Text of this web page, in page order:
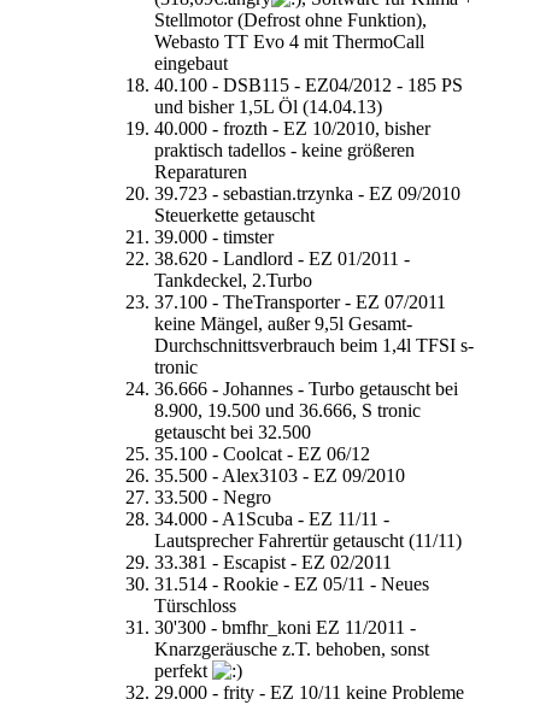
Stellmotor (Defrost ohne Funktion),
Webasto TT Evo 4 mit ThermoCall
eingebaut
40.100 - DSB115 - EZ04/2012 - 185 PS
und bisher 1,5L Öl (14.04.13)
40.000 - frozth - EZ 10/2010, bisher
praktisch tadellos - keine größeren
Reparaturen
39.723 - sebastian.trzynka - EZ 09/2010
Steuerkette getauscht
39.000 - timster
38.620 - Landlord - EZ 01/2011 -
Tankdeckel, 2.Turbo
37.100 - TheTransporter - EZ 07/2011
keine Mängel, außer 9,5l Gesamt-
Durchschnittsverbrauch beim 1,4l TFSI s-
tronic
36.666 - Johannes - Turbo getauscht bei
8.900, 19.500 und 36.666, S tronic
getauscht bei 32.500
35.100 - Coolcat - EZ 06/12
35.500 - Alex3103 - EZ 09/2010
33.500 - Negro
34.000 - A1Scuba - EZ 11/11 -
Lautsprecher Fahrertür getauscht (11/11)
33.381 - Escapist - EZ 02/2011
31.514 - Rookie - EZ 05/11 - Neues
Türschloss
30'300 - bmfhr_koni EZ 11/2011 -
Knarzgeräusche z.T. behoben, sonst
perfekt
29.000 - frity - EZ 10/11 keine Probleme